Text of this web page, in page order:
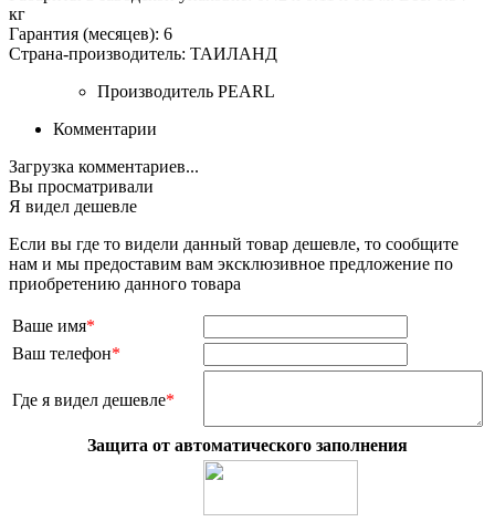
кг
Гарантия (месяцев): 6
Страна-производитель: ТАИЛАНД
Производитель PEARL
Комментарии
Загрузка комментариев...
Вы просматривали
Я видел дешевле
Если вы где то видели данный товар дешевле, то сообщите
нам и мы предоставим вам эксклюзивное предложение по
приобретению данного товара
Ваше имя*
Ваш телефон*
Где я видел дешевле*
Защита от автоматического заполнения